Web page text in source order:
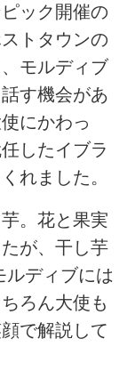
ック開催の
トタウンの
モルディブ
す機会があ
にかわっ
したイブラ
れました。
。花と果実
が、干し芋
ルディブには
ろん大使も
で解説して